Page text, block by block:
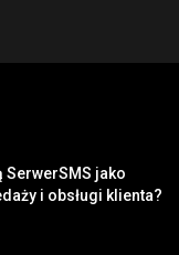
jako
i obsługi klienta?